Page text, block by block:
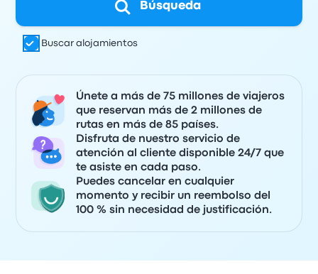
Búsqueda
Buscar alojamientos
Únete a más de 75 millones de viajeros
que reservan más de 2 millones de
rutas en más de 85 países.
Disfruta de nuestro servicio de
atención al cliente disponible 24/7 que
te asiste en cada paso.
Puedes cancelar en cualquier
momento y recibir un reembolso del
100 % sin necesidad de justificación.